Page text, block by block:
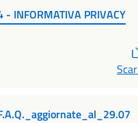
- INFORMATIVA PRIVACY